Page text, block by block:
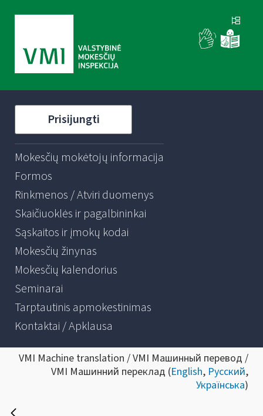
Prisijungti
Mokesčių mokėtojų informacija
Formos
Rinkmenos / Atviri duomenys
Skaičiuoklės ir pagalbininkai
Sąskaitos ir įmokų kodai
Mokesčių žinynas
Mokesčių kalendorius
Seminarai
Tarptautinis apmokestinimas
Kontaktai / Apklausa
VMI Machine translation / VMI Машинный перевод /
VMI Машинний переклад (English, Русский,
Українська)